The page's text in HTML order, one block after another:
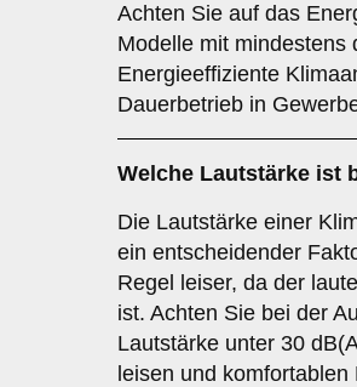
Achten Sie auf das
Modelle mit mindestens
Energieeffiziente
Dauerbetrieb in
Welche Lautstärke ist
Die Lautstärke einer
ein entscheidender
Regel leiser, da der
ist. Achten Sie bei der
Lautstärke unter 30
leisen und